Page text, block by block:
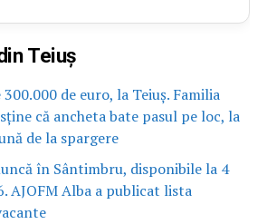
Teiuș
300.000 de euro, la Teiuș. Familia
că ancheta bate pasul pe loc, la
de la spargere
în Sântimbru, disponibile la 4
AJOFM Alba a publicat lista